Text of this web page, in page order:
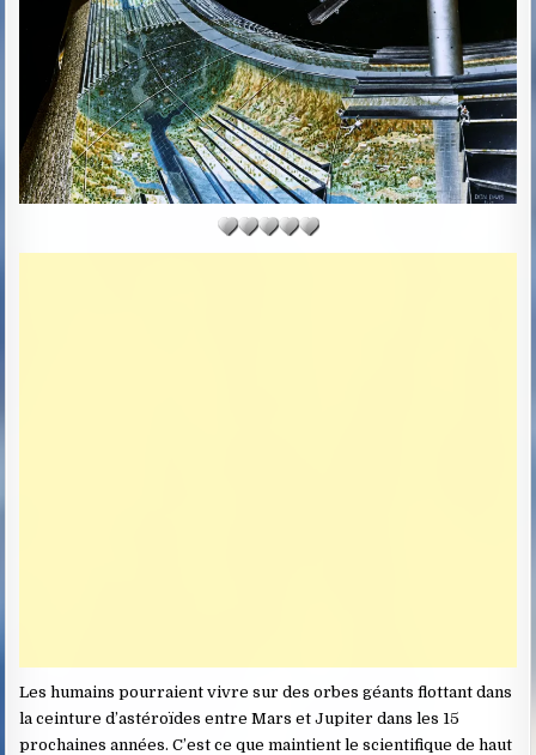
Les humains pourraient vivre sur des orbes géants flottant dans
la ceinture d’astéroïdes entre Mars et Jupiter dans les 15
prochaines années. C’est ce que maintient le scientifique de haut